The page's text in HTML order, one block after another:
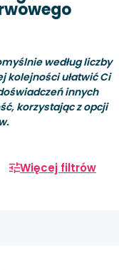
według liczby
kolejności ułatwić Ci
innych
korzystając z opcji
Więcej filtrów